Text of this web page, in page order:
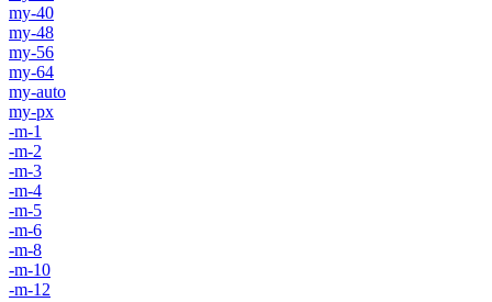
my-40
my-48
my-56
my-64
my-auto
my-px
-m-1
-m-2
-m-3
-m-4
-m-5
-m-6
-m-8
-m-10
-m-12